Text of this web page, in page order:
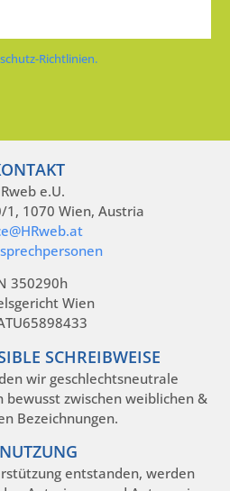
Richtlinien.
e.U.
1, 1070 Wien, Austria
350290h
Wien
SCHREIBWEISE
wir geschlechtsneutrale
bewusst zwischen weiblichen &
Bezeichnungen.
entstanden, werden